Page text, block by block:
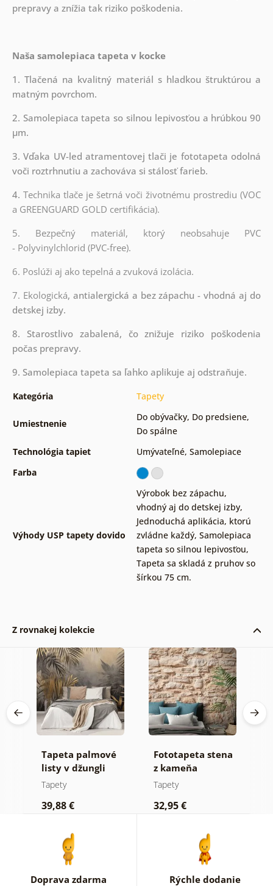
prepravy a znížia tak riziko poškodenia.
Naša samolepiaca tapeta v kocke
1. Tlačená na kvalitný materiál s hladkou štruktúrou a
matným povrchom.
2. Samolepiaca tapeta so silnou lepivosťou a hrúbkou 90
µm.
3. Vďaka UV-led atramentovej tlači je fototapeta odolná
voči roztrhnutiu a zachováva si stálosť farieb.
4. Technika tlače je šetrná voči životnému prostrediu (VOC
a GREENGUARD GOLD certifikácia).
5. Bezpečný materiál, ktorý neobsahuje PVC
- Polyvinylchlorid (PVC-free).
6. Poslúži aj ako tepelná a zvuková izolácia.
7. Ekologická, antialergická a bez zápachu - vhodná aj do
detskej izby.
8. Starostlivo zabalená, čo znižuje riziko poškodenia
počas prepravy.
9. Samolepiaca tapeta sa ľahko aplikuje aj odstraňuje.
Kategória Tapety
Umiestnenie
Do obývačky, Do predsiene,
Do spálne
Technológia tapiet
Umývateľné, Samolepiace
Farba
Výhody USP tapety dovido
Výrobok bez zápachu,
vhodný aj do detskej izby,
Jednoduchá aplikácia, ktorú
zvládne každý, Samolepiaca
tapeta so silnou lepivosťou,
Tapeta sa skladá z pruhov so
šírkou 75 cm.
Z rovnakej kolekcie
Tapeta palmové
listy v džungli
Tapety
39,88 €
Fototapeta stena
z kameňa
Tapety
32,95 €
Doprava zdarma Rýchle dodanie